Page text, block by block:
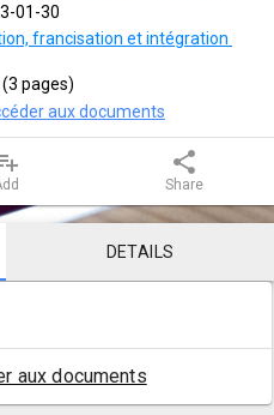
01-30
francisation et intégration
pages)
aux documents
share
Share
DETAILS
aux documents